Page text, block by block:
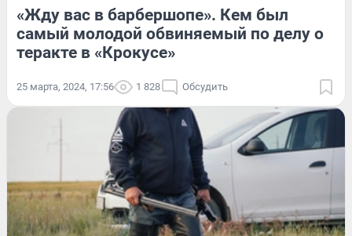
«Жду вас в барбершопе». Кем был
самый молодой обвиняемый по делу о
теракте в «Крокусе»
25 марта, 2024, 17:56 1 828 Обсудить